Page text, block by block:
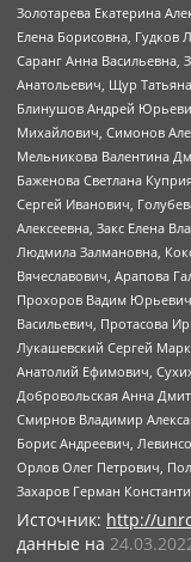
Золотарева Екатерина
Елена Борисовна,
Саранг Анна Васильевна,
Анатольевич, Щур
Блинушов Андрей
Михайлович, Симонов
Мельникова Валентина
Баженова Светлана
Сергей Иванович,
Алексеевна, Закс Елена
Людмила Залмановна,
Вячеславович, Арапова
Прохоров Вадим
Васильевич, Протасова
Лукашевский Сергей
Анатолий Ефимович,
Добровольская Анна
Смирнов Владимир
Борис Андреевич,
Орлов Олег Петрович,
Захаров Герман
Источник: http://
данные на